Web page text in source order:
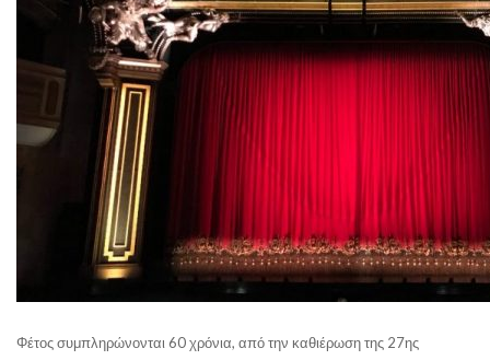
Φέτος συμπληρώνονται 60 χρόνια, από την καθιέρωση της 27ης